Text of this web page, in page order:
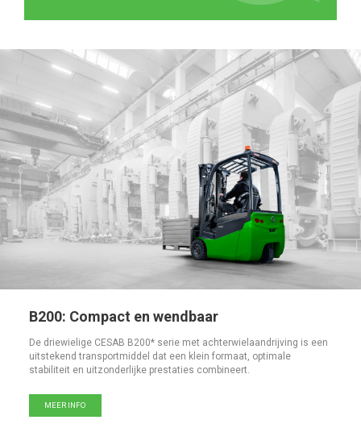
B200: Compact en wendbaar
De driewielige CESAB B200* serie met achterwielaandrijving is een
uitstekend transportmiddel dat een klein formaat, optimale
stabiliteit en uitzonderlijke prestaties combineert.
MEER INFO